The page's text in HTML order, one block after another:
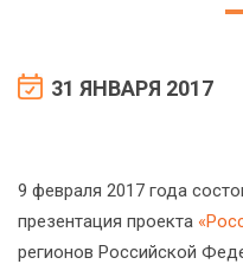
31 ЯНВАРЯ 2017
9 февраля 2017 года
презентация проекта
регионов Российской